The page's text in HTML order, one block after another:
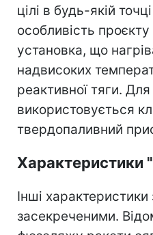
цілі в будь-якій
особливість
установка, що
надвисоких
реактивної тяги.
використовується
твердопаливний
Характеристики
Інші
засекреченими.